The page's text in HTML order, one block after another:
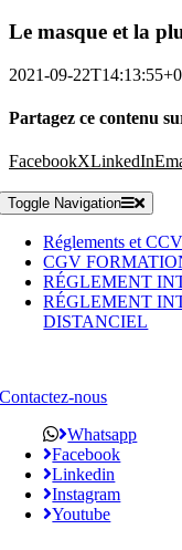
Le masque et la
2021-09-
Partagez ce contenu
FacebookXLinkedIn
Toggle Navigation
Réglements et CCV
CGV
RÉGLEMENT
RÉGLEMENT
DISTANCIEL
Contactez-nous
Whatsapp
Facebook
Linkedin
Instagram
Youtube